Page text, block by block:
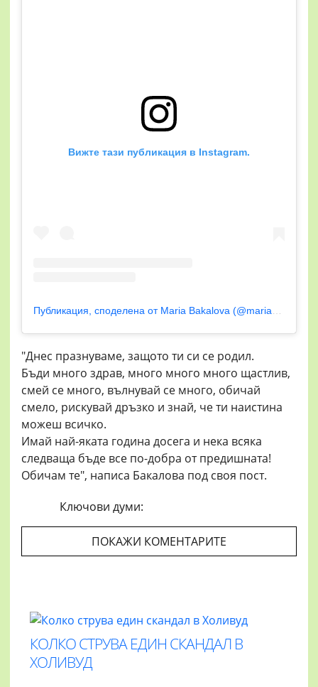
Вижте тази публикация в Instagram.
"Днес празнуваме, защото ти си се родил.
Бъди много здрав, много много много щастлив,
смей се много, вълнувай се много, обичай
смело, рискувай дръзко и знай, че ти наистина
можеш всичко.
Имай най-яката година досега и нека всяка
следваща бъде все по-добра от предишната!
Обичам те", написа Бакалова под своя пост.
Ключови думи:
ПОКАЖИ КОМЕНТАРИТЕ
КОЛКО СТРУВА ЕДИН СКАНДАЛ В
ХОЛИВУД